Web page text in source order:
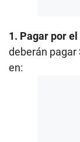
1. Pagar por
deberán pagar
en: